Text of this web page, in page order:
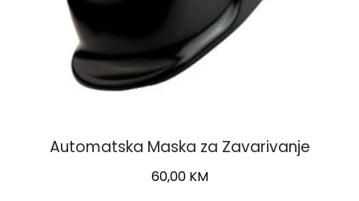
Automatska Maska za Zavarivanje
60,00 KM